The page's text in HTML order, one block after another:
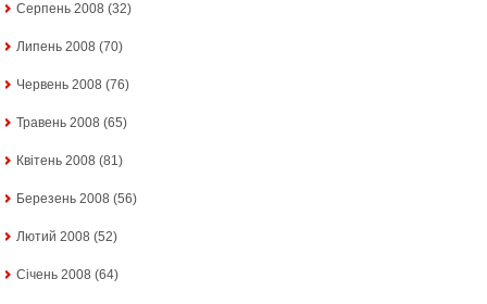
Серпень 2008 (32)
Липень 2008 (70)
Червень 2008 (76)
Травень 2008 (65)
Квітень 2008 (81)
Березень 2008 (56)
Лютий 2008 (52)
Січень 2008 (64)